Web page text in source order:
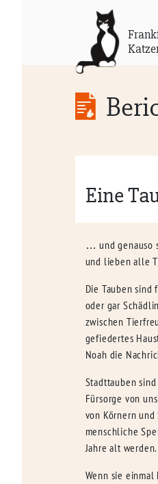
Eine
… und genauso
und lieben alle
Die Tauben
oder gar
zwischen
gefiedertes
Noah die
Stadttauben
Fürsorge von
von Körnern
menschliche
Jahre alt
Wenn sie